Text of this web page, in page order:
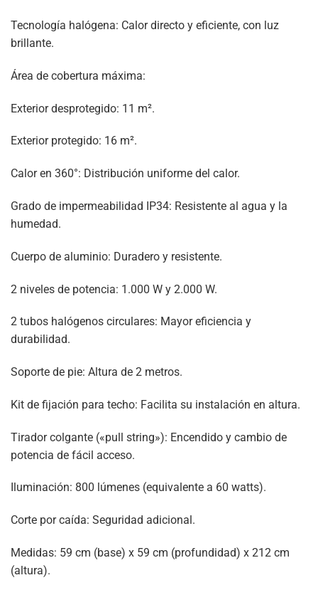
Tecnología halógena: Calor directo y eficiente, con luz
brillante.
Área de cobertura máxima:
Exterior desprotegido: 11 m².
Exterior protegido: 16 m².
Calor en 360°: Distribución uniforme del calor.
Grado de impermeabilidad IP34: Resistente al agua y la
humedad.
Cuerpo de aluminio: Duradero y resistente.
2 niveles de potencia: 1.000 W y 2.000 W.
2 tubos halógenos circulares: Mayor eficiencia y
durabilidad.
Soporte de pie: Altura de 2 metros.
Kit de fijación para techo: Facilita su instalación en altura.
Tirador colgante («pull string»): Encendido y cambio de
potencia de fácil acceso.
Iluminación: 800 lúmenes (equivalente a 60 watts).
Corte por caída: Seguridad adicional.
Medidas: 59 cm (base) x 59 cm (profundidad) x 212 cm
(altura).